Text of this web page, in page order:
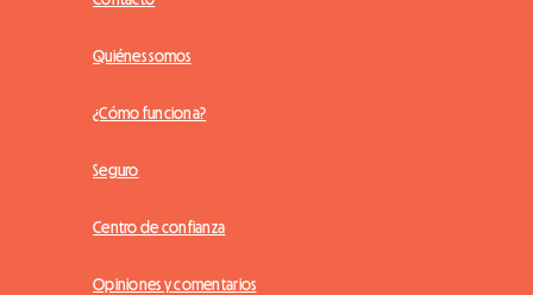
Quiénes somos
¿Cómo funciona?
Seguro
Centro de confianza
Opiniones y comentarios